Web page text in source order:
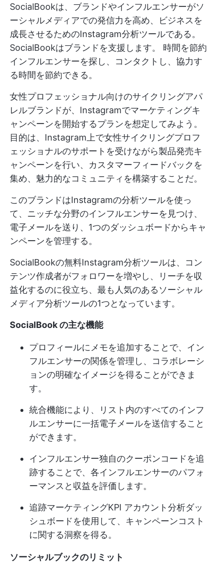
SocialBookは、ブランドやインフルエンサーがソ
ーシャルメディアでの発信力を高め、ビジネスを
成長させるためのInstagram分析ツールである。
SocialBookはブランドを支援します。 時間を節約
インフルエンサーを探し、コンタクトし、協力す
る時間を節約できる。
女性プロフェッショナル向けのサイクリングアパ
レルブランドが、Instagramでマーケティングキ
ャンペーンを開始するプランを想定してみよう。
目的は、Instagram上で女性サイクリングプロフ
ェッショナルのサポートを受けながら製品発売キ
ャンペーンを行い、カスタマーフィードバックを
集め、魅力的なコミュニティを構築することだ。
このブランドはInstagramの分析ツールを使っ
て、ニッチな分野のインフルエンサーを見つけ、
電子メールを送り、1つのダッシュボードからキャ
ンペーンを管理する。
SocialBookの無料Instagram分析ツールは、コン
テンツ作成者がフォロワーを増やし、リーチを収
益化するのに役立ち、最も人気のあるソーシャル
メディア分析ツールの1つとなっています。
SocialBook の主な機能
プロフィールにメモを追加することで、イン
フルエンサーの関係を管理し、コラボレーシ
ョンの明確なイメージを得ることができま
す。
統合機能により、リスト内のすべてのインフ
ルエンサーに一括電子メールを送信すること
ができます。
インフルエンサー独自のクーポンコードを追
跡することで、各インフルエンサーのパフォ
ーマンスと収益を評価します。
追跡マーケティングKPI アカウント分析ダッ
シュボードを使用して、キャンペーンコスト
に関する洞察を得る。
ソーシャルブックのリミット